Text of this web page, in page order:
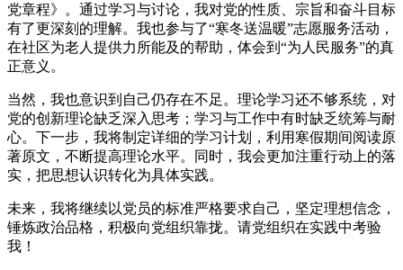
党章程》。通过学习与讨论，我对党的性质、宗旨和奋斗目标
有了更深刻的理解。我也参与了“寒冬送温暖”志愿服务活动，
在社区为老人提供力所能及的帮助，体会到“为人民服务”的真
正意义。
当然，我也意识到自己仍存在不足。理论学习还不够系统，对
党的创新理论缺乏深入思考；学习与工作中有时缺乏统筹与耐
心。下一步，我将制定详细的学习计划，利用寒假期间阅读原
著原文，不断提高理论水平。同时，我会更加注重行动上的落
实，把思想认识转化为具体实践。
未来，我将继续以党员的标准严格要求自己，坚定理想信念，
锤炼政治品格，积极向党组织靠拢。请党组织在实践中考验
我！